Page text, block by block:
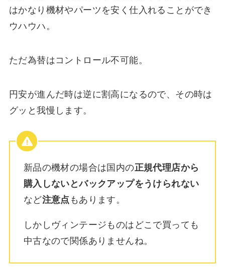
はかなり機材やパーツを安く仕入れることができ
ウハウハ。
ただ為替はコントロール不可能。
円安が進んだ時は逆に割高になるので、その時は
グッと我慢します。
新品の機材の場合は国内の正規代理店から
購入しないとバックアップをうけられない
など注意点 もあります。
しかしヴィンテージものはどこで買っても
中古なので関係ありませんね。